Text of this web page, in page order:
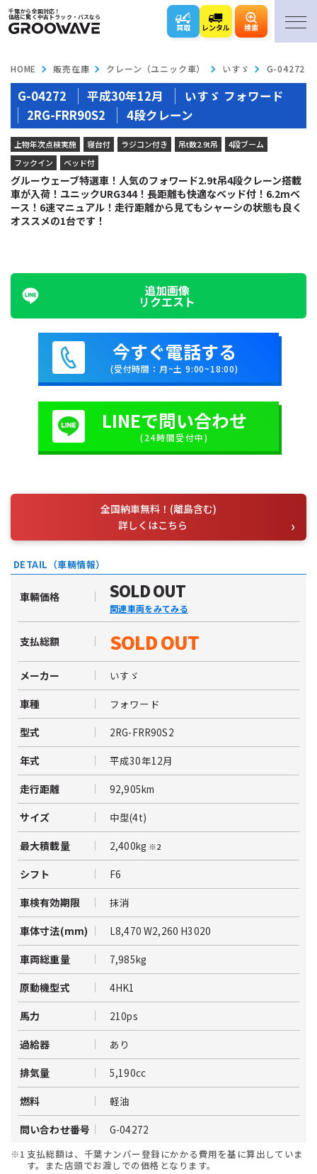
千葉から全国対応！
価格に驚く中古トラック・バスなら
買取 レンタル 検索
HOME 販売在庫 クレーン（ユニック車） いすゞ G-04272
G-04272 平成30年12月
いすゞ フォワード
2RG-FRR90S2
4段クレーン
上物年次点検実施 寝台付 ラジコン付き 吊t数2.9t吊
4段ブーム
フックイン
ベッド付
グルーウェーブ特選車！人気のフォワード2.9t吊4段クレーン搭載
車が入荷！ユニックURG344！長距離も快適なベッド付！6.2mベ
ース！6速マニュアル！走行距離から見てもシャーシの状態も良く
オススメの1台です！
追加画像
リクエスト
今すぐ電話する
(受付時間：月~土 9:00~18:00)
LINEで問い合わせ
(24時間受付中)
全国納車無料！(離島含む)
詳しくはこちら
DETAIL（車輛情報）
車輛価格 SOLD OUT
関連車両をみてみる
支払総額 SOLD OUT
メーカー いすゞ
車種 フォワード
型式 2RG-FRR90S2
年式 平成30年12月
走行距離 92,905km
サイズ 中型(4t)
最大積載量 2,400kg ※2
シフト F6
車検有効期限 抹消
車体寸法(mm) L8,470 W2,260 H3020
車両総重量 7,985kg
原動機型式 4HK1
馬力 210ps
過給器 あり
排気量 5,190cc
燃料 軽油
問い合わせ番号 G-04272
※1 支払総額は、千葉ナンバー登録にかかる費用を基に算出していま
す。また店頭でお渡しでの価格となります。